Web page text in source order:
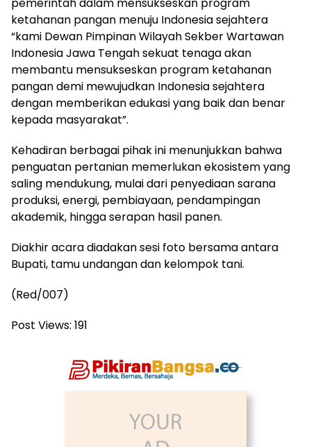
ketahanan pangan menuju Indonesia sejahtera
“kami Dewan Pimpinan Wilayah Sekber Wartawan
Indonesia Jawa Tengah sekuat tenaga akan
membantu mensukseskan program ketahanan
pangan demi mewujudkan Indonesia sejahtera
dengan memberikan edukasi yang baik dan benar
kepada masyarakat”.
Kehadiran berbagai pihak ini menunjukkan bahwa
penguatan pertanian memerlukan ekosistem yang
saling mendukung, mulai dari penyediaan sarana
produksi, energi, pembiayaan, pendampingan
akademik, hingga serapan hasil panen.
Diakhir acara diadakan sesi foto bersama antara
Bupati, tamu undangan dan kelompok tani.
(Red/007)
Post Views: 191